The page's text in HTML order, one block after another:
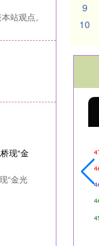
站观点。
“金光
9
10